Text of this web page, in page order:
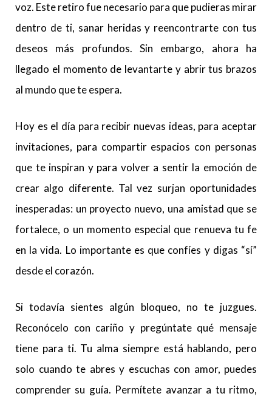
voz. Este retiro fue necesario para que pudieras mirar
dentro de ti, sanar heridas y reencontrarte con tus
deseos más profundos. Sin embargo, ahora ha
llegado el momento de levantarte y abrir tus brazos
al mundo que te espera.
Hoy es el día para recibir nuevas ideas, para aceptar
invitaciones, para compartir espacios con personas
que te inspiran y para volver a sentir la emoción de
crear algo diferente. Tal vez surjan oportunidades
inesperadas: un proyecto nuevo, una amistad que se
fortalece, o un momento especial que renueva tu fe
en la vida. Lo importante es que confíes y digas “sí”
desde el corazón.
Si todavía sientes algún bloqueo, no te juzgues.
Reconócelo con cariño y pregúntate qué mensaje
tiene para ti. Tu alma siempre está hablando, pero
solo cuando te abres y escuchas con amor, puedes
comprender su guía. Permítete avanzar a tu ritmo,